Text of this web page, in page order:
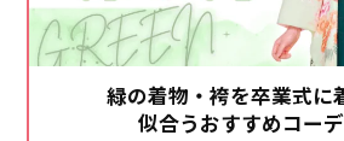
緑の着物・袴を卒業式に
似合うおすすめコー